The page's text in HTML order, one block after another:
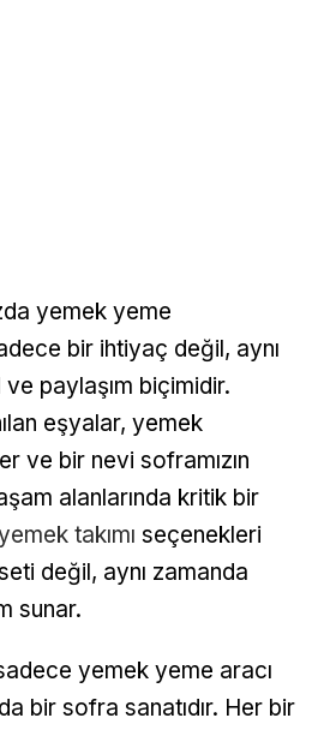
yemek yeme
bir ihtiyaç değil, aynı
paylaşım biçimidir.
eşyalar, yemek
ve bir nevi soframızın
alanlarında kritik bir
takımı seçenekleri
değil, aynı zamanda
sunar.
yemek yeme aracı
bir sofra sanatıdır. Her bir